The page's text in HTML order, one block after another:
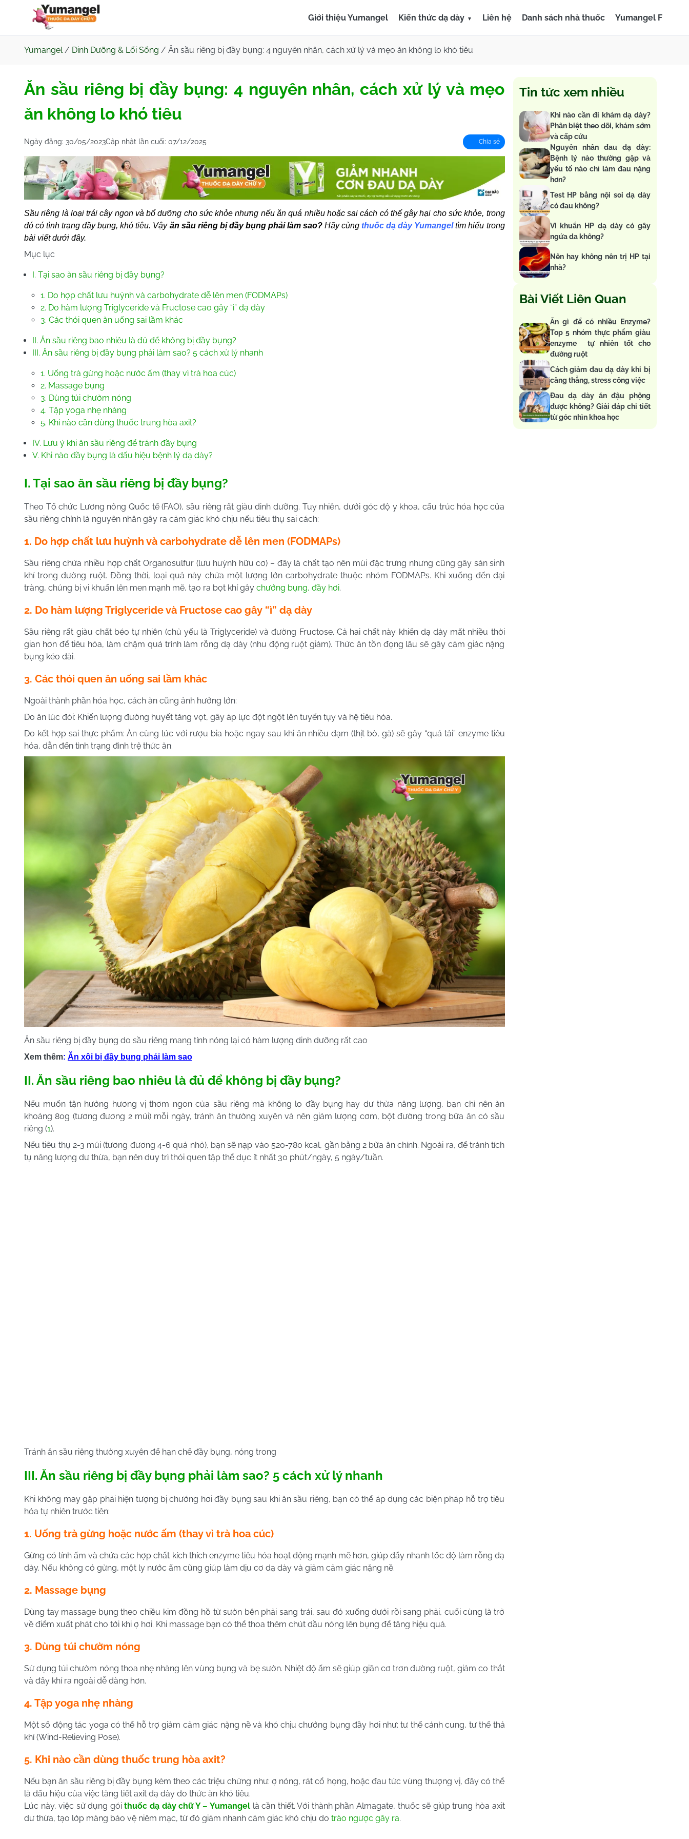
Giới thiệu Yumangel Kiến thức dạ dày Liên hệ Danh sách nhà thuốc Yumangel F
Yumangel/ Dinh Dưỡng & Lối Sống / Ăn sầu riêng bị đầy bụng: 4 nguyên nhân, cách xử lý và mẹo ăn không lo khó tiêu
Ăn sầu riêng bị đầy bụng: 4 nguyên nhân, cách xử lý và mẹo
ăn không lo khó tiêu
Ngày đăng: 30/05/2023Cập nhật lần cuối: 07/12/2025 Chia sẻ
Sầu riêng là loại trái cây ngon và bổ dưỡng cho sức khỏe nhưng nếu ăn quá nhiều hoặc sai cách có thể gây hại cho sức khỏe, trong
đó có tình trạng đầy bụng, khó tiêu. Vậyăn sầu riêng bị đầy bụng phải làm sao?Hãy cùngthuốc dạ dày Yumangeltìm hiểu trong
bài viết dưới đây.
Mục lục
I. Tại sao ăn sầu riêng bị đầy bụng?
1. Do hợp chất lưu huỳnh và carbohydrate dễ lên men (FODMAPs)
2. Do hàm lượng Triglyceride và Fructose cao gây “ì” dạ dày
3. Các thói quen ăn uống sai lầm khác
II. Ăn sầu riêng bao nhiêu là đủ để không bị đầy bụng?
III. Ăn sầu riêng bị đầy bụng phải làm sao? 5 cách xử lý nhanh
1. Uống trà gừng hoặc nước ấm (thay vì trà hoa cúc)
2. Massage bụng
3. Dùng túi chườm nóng
4. Tập yoga nhẹ nhàng
5. Khi nào cần dùng thuốc trung hòa axit?
IV. Lưu ý khi ăn sầu riêng để tránh đầy bụng
V. Khi nào đầy bụng là dấu hiệu bệnh lý dạ dày?
I. Tại sao ăn sầu riêng bị đầy bụng?
Theo Tổ chức Lương nông Quốc tế (FAO), sầu riêng rất giàu dinh dưỡng. Tuy nhiên, dưới góc độ y khoa, cấu trúc hóa học của
sầu riêng chính là nguyên nhân gây ra cảm giác khó chịu nếu tiêu thụ sai cách:
1. Do hợp chất lưu huỳnh và carbohydrate dễ lên men (FODMAPs)
Sầu riêng chứa nhiều hợp chất Organosulfur (lưu huỳnh hữu cơ) – đây là chất tạo nên mùi đặc trưng nhưng cũng gây sản sinh
khí trong đường ruột. Đồng thời, loại quả này chứa một lượng lớn carbohydrate thuộc nhóm FODMAPs. Khi xuống đến đại
tràng, chúng bị vi khuẩn lên men mạnh mẽ, tạo ra bọt khí gây chướng bụng, đầy hơi.
2. Do hàm lượng Triglyceride và Fructose cao gây “ì” dạ dày
Sầu riêng rất giàu chất béo tự nhiên (chủ yếu là Triglyceride) và đường Fructose. Cả hai chất này khiến dạ dày mất nhiều thời
gian hơn để tiêu hóa, làm chậm quá trình làm rỗng dạ dày (nhu động ruột giảm). Thức ăn tồn đọng lâu sẽ gây cảm giác nặng
bụng kéo dài.
3. Các thói quen ăn uống sai lầm khác
Ngoài thành phần hóa học, cách ăn cũng ảnh hưởng lớn:
Do ăn lúc đói: Khiến lượng đường huyết tăng vọt, gây áp lực đột ngột lên tuyến tụy và hệ tiêu hóa.
Do kết hợp sai thực phẩm: Ăn cùng lúc với rượu bia hoặc ngay sau khi ăn nhiều đạm (thịt bò, gà) sẽ gây “quá tải” enzyme tiêu
hóa, dẫn đến tình trạng đình trệ thức ăn.
Ăn sầu riêng bị đầy bụng do sầu riêng mang tính nóng lại có hàm lượng dinh dưỡng rất cao
Xem thêm: Ăn xôi bị đầy bụng phải làm sao
II. Ăn sầu riêng bao nhiêu là đủ để không bị đầy bụng?
Nếu muốn tận hưởng hương vị thơm ngon của sầu riêng mà không lo đầy bụng hay dư thừa năng lượng, bạn chỉ nên ăn
khoảng 80g (tương đương 2 múi) mỗi ngày, tránh ăn thường xuyên và nên giảm lượng cơm, bột đường trong bữa ăn có sầu
riêng (1).
Nếu tiêu thụ 2-3 múi (tương đương 4-6 quả nhỏ), bạn sẽ nạp vào 520-780 kcal, gần bằng 2 bữa ăn chính. Ngoài ra, để tránh tích
tụ năng lượng dư thừa, bạn nên duy trì thói quen tập thể dục ít nhất 30 phút/ngày, 5 ngày/tuần.
Tránh ăn sầu riêng thường xuyên để hạn chế đầy bụng, nóng trong
III. Ăn sầu riêng bị đầy bụng phải làm sao? 5 cách xử lý nhanh
Khi không may gặp phải hiện tượng bị chướng hơi đầy bụng sau khi ăn sầu riêng, bạn có thể áp dụng các biện pháp hỗ trợ tiêu
hóa tự nhiên trước tiên:
1. Uống trà gừng hoặc nước ấm (thay vì trà hoa cúc)
Gừng có tính ấm và chứa các hợp chất kích thích enzyme tiêu hóa hoạt động mạnh mẽ hơn, giúp đẩy nhanh tốc độ làm rỗng dạ
dày. Nếu không có gừng, một ly nước ấm cũng giúp làm dịu cơ dạ dày và giảm cảm giác nặng nề.
2. Massage bụng
Dùng tay massage bụng theo chiều kim đồng hồ từ sườn bên phải sang trái, sau đó xuống dưới rồi sang phải, cuối cùng là trở
về điểm xuất phát cho tới khi ợ hơi. Khi massage bạn có thể thoa thêm chút dầu nóng lên bụng để tăng hiệu quả.
3. Dùng túi chườm nóng
Sử dụng túi chườm nóng thoa nhẹ nhàng lên vùng bụng và bẹ sườn. Nhiệt độ ấm sẽ giúp giãn cơ trơn đường ruột, giảm co thắt
và đẩy khí ra ngoài dễ dàng hơn.
4. Tập yoga nhẹ nhàng
Một số động tác yoga có thể hỗ trợ giảm cảm giác nặng nề và khó chịu chướng bụng đầy hơi như: tư thế cánh cung, tư thế thả
khí (Wind-Relieving Pose).
5. Khi nào cần dùng thuốc trung hòa axit?
Nếu bạn ăn sầu riêng bị đầy bụng kèm theo các triệu chứng như: ợ nóng, rát cổ họng, hoặc đau tức vùng thượng vị, đây có thể
là dấu hiệu của việc tăng tiết axit dạ dày do thức ăn khó tiêu.
Lúc này, việc sử dụng góithuốc dạ dày chữ Y – Yumangellà cần thiết. Với thành phần Almagate, thuốc sẽ giúp trung hòa axit
dư thừa, tạo lớp màng bảo vệ niêm mạc, từ đó giảm nhanh cảm giác khó chịu do trào ngược gây ra.
Tin tức xem nhiều
Khi nào cần đi khám dạ dày?
Phân biệt theo dõi, khám sớm
và cấp cứu
Nguyên nhân đau dạ dày:
Bệnh lý nào thường gặp và
yếu tố nào chỉ làm đau nặng
hơn?
Test HP bằng nội soi dạ dày
có đau không?
Vi khuẩn HP dạ dày có gây
ngứa da không?
Nên hay không nên trị HP tại
nhà?
Bài Viết Liên Quan
Ăn gì để có nhiều Enzyme?
Top 5 nhóm thực phẩm giàu
enzyme tự nhiên tốt cho
đường ruột
Cách giảm đau dạ dày khi bị
căng thẳng, stress công việc
Đau dạ dày ăn đậu phộng
được không? Giải đáp chi tiết
từ góc nhìn khoa học